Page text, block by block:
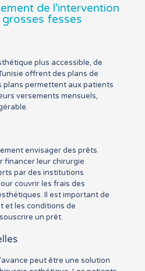
de l’intervention
fesses
plus accessible, de
offrent des plans de
plans permettent aux patients
versements mensuels,
envisager des prêts
financer leur chirurgie
par des institutions
couvrir les frais des
Il est important de
et les conditions de
un prêt.
peut être une solution